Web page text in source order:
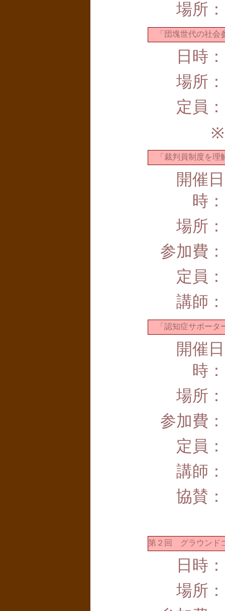
場所：
「団塊世代の社会
日時：
場所：
定員：
※
「裁判員制度を理
開催日
時：
場所：
参加費：
定員：
講師：
「認知症サポータ
開催日
時：
場所：
参加費：
定員：
講師：
協賛：
第２回 グラウンド
日時：
場所：